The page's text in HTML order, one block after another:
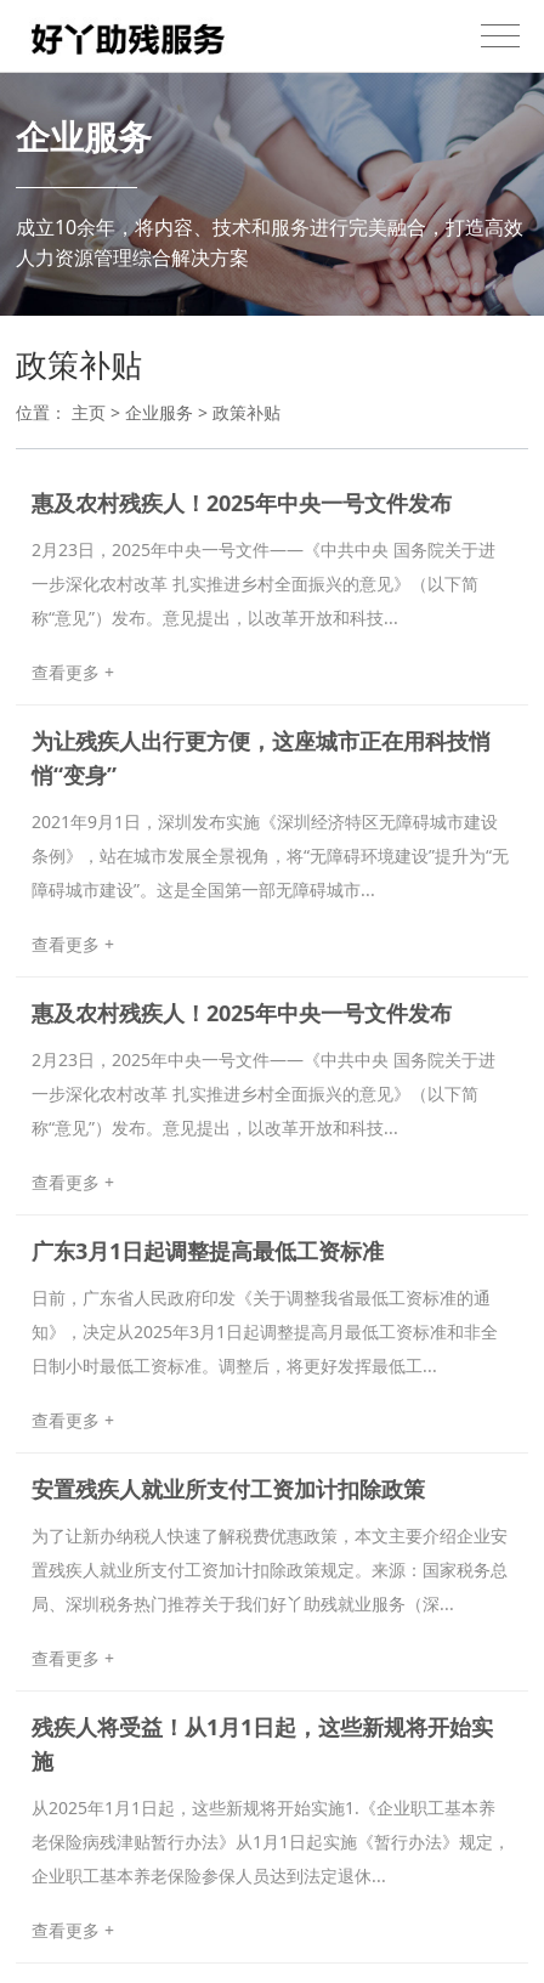
企业服务
成立10余年，将内容、技术和服务进行完美融合，打造高效
人力资源管理综合解决方案
政策补贴
位置： 主页 >企业服务 >政策补贴
惠及农村残疾人！2025年中央一号文件发布
2月23日，2025年中央一号文件——《中共中央 国务院关于进
一步深化农村改革 扎实推进乡村全面振兴的意见》（以下简
称“意见”）发布。意见提出，以改革开放和科技...
查看更多 +
为让残疾人出行更方便，这座城市正在用科技悄
悄“变身”
2021年9月1日，深圳发布实施《深圳经济特区无障碍城市建设
条例》，站在城市发展全景视角，将“无障碍环境建设”提升为“无
障碍城市建设”。这是全国第一部无障碍城市...
查看更多 +
惠及农村残疾人！2025年中央一号文件发布
2月23日，2025年中央一号文件——《中共中央 国务院关于进
一步深化农村改革 扎实推进乡村全面振兴的意见》（以下简
称“意见”）发布。意见提出，以改革开放和科技...
查看更多 +
广东3月1日起调整提高最低工资标准
日前，广东省人民政府印发《关于调整我省最低工资标准的通
知》，决定从2025年3月1日起调整提高月最低工资标准和非全
日制小时最低工资标准。调整后，将更好发挥最低工...
查看更多 +
安置残疾人就业所支付工资加计扣除政策
为了让新办纳税人快速了解税费优惠政策，本文主要介绍企业安
置残疾人就业所支付工资加计扣除政策规定。来源：国家税务总
局、深圳税务热门推荐关于我们好丫助残就业服务（深...
查看更多 +
残疾人将受益！从1月1日起，这些新规将开始实
施
从2025年1月1日起，这些新规将开始实施1.《企业职工基本养
老保险病残津贴暂行办法》从1月1日起实施《暂行办法》规定，
企业职工基本养老保险参保人员达到法定退休...
查看更多 +